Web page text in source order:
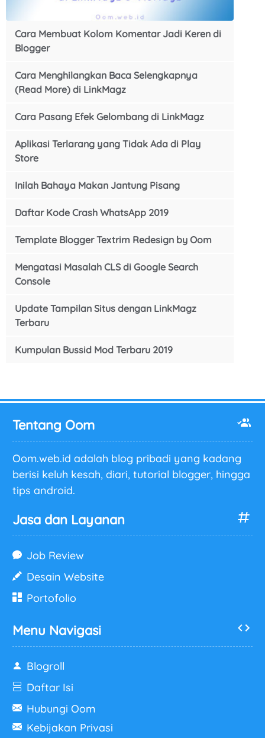
Cara Membuat Kolom Komentar Jadi Keren di
Blogger
Cara Menghilangkan Baca Selengkapnya
(Read More) di LinkMagz
Cara Pasang Efek Gelombang di LinkMagz
Aplikasi Terlarang yang Tidak Ada di Play
Store
Inilah Bahaya Makan Jantung Pisang
Daftar Kode Crash WhatsApp 2019
Template Blogger Textrim Redesign by Oom
Mengatasi Masalah CLS di Google Search
Console
Update Tampilan Situs dengan LinkMagz
Terbaru
Kumpulan Bussid Mod Terbaru 2019
Tentang Oom
Oom.web.id adalah blog pribadi yang kadang
berisi keluh kesah, diari, tutorial blogger, hingga
tips android.
Jasa dan Layanan
Job Review
Desain Website
Portofolio
Menu Navigasi
Blogroll
Daftar Isi
Hubungi Oom
Kebijakan Privasi